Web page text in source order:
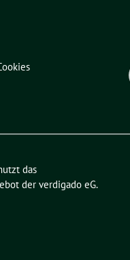
das
der verdigado eG.